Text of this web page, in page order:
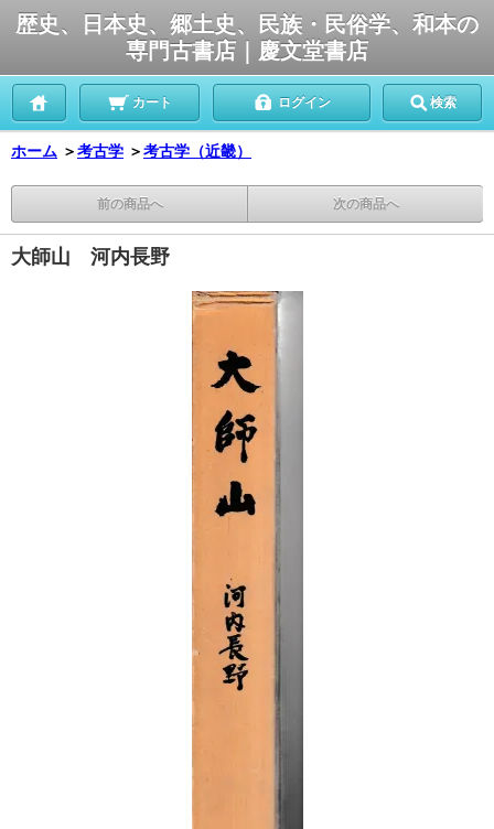
歴史、日本史、郷土史、民族・民俗学、和本の
専門古書店｜慶文堂書店
カート ログイン 検索
ホーム ＞考古学 ＞考古学（近畿）
前の商品へ 次の商品へ
大師山 河内長野